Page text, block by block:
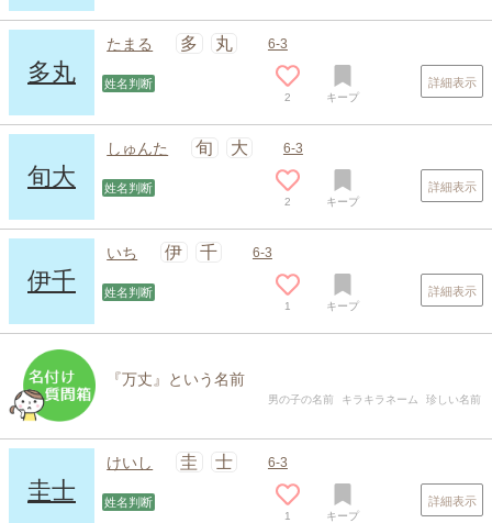
多丸
たまる 多 丸 6-3
姓名判断
2 キープ
詳細表示
旬大
しゅんた 旬 大 6-3
姓名判断
2 キープ
詳細表示
伊千
いち 伊 千 6-3
姓名判断
1 キープ
詳細表示
『万丈』という名前
男の子の名前 キラキラネーム 珍しい名前
圭士
けいし 圭 士 6-3
姓名判断
1 キープ
詳細表示